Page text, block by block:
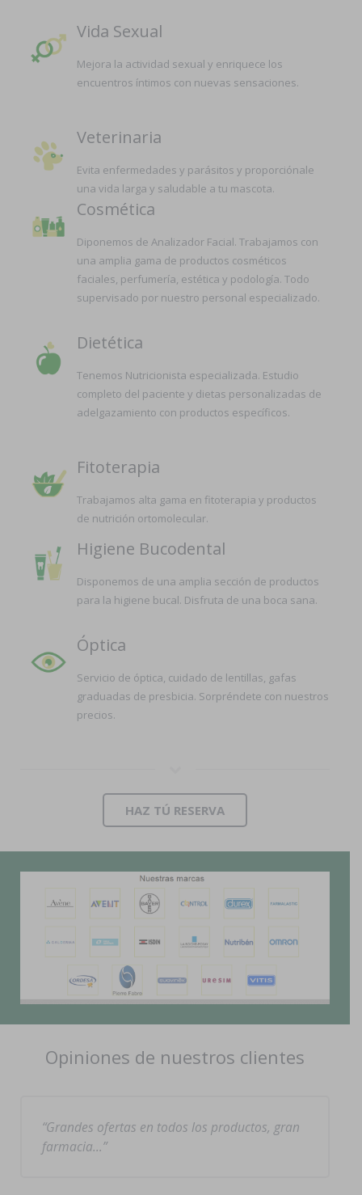
Vida Sexual
Mejora la actividad sexual y enriquece los
encuentros íntimos con nuevas sensaciones.
Veterinaria
Evita enfermedades y parásitos y proporciónale
una vida larga y saludable a tu mascota.
Cosmética
Diponemos de Analizador Facial. Trabajamos con
una amplia gama de productos cosméticos
faciales, perfumería, estética y podología. Todo
supervisado por nuestro personal especializado.
Dietética
Tenemos Nutricionista especializada. Estudio
completo del paciente y dietas personalizadas de
adelgazamiento con productos específicos.
Fitoterapia
Trabajamos alta gama en fitoterapia y productos
de nutrición ortomolecular.
Higiene Bucodental
Disponemos de una amplia sección de productos
para la higiene bucal. Disfruta de una boca sana.
Óptica
Servicio de óptica, cuidado de lentillas, gafas
graduadas de presbicia. Sorpréndete con nuestros
precios.
HAZ TÚ RESERVA
Opiniones de nuestros clientes
Grandes ofertas en todos los productos, gran
farmacia…